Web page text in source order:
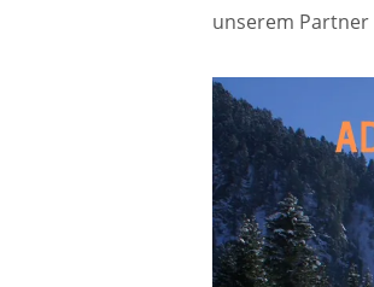
unserem Partner